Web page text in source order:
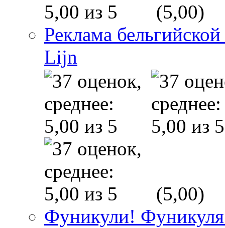
(5,00)
Реклама
Lijn
(5,00)
Фуникули!